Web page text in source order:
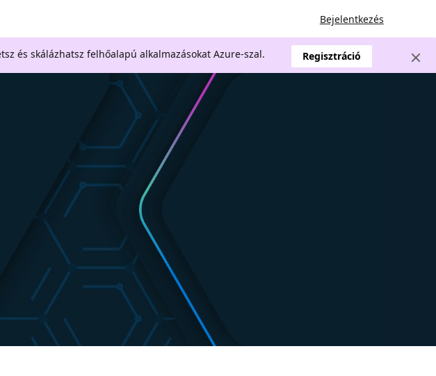
Bejelentkezés
és skálázhatsz felhőalapú alkalmazásokat Azure-szal. Regisztráció